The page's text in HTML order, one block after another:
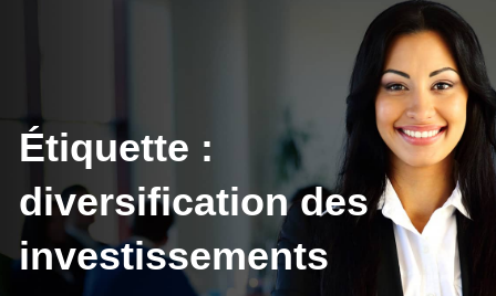
Étiquette :
diversification des
investissements